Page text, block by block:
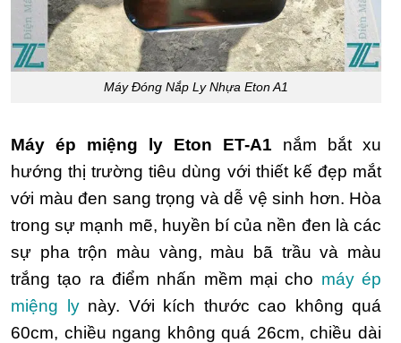
Máy Đóng Nắp Ly Nhựa Eton A1
Máy ép miệng ly Eton ET-A1 nắm bắt xu
hướng thị trường tiêu dùng với thiết kế đẹp mắt
với màu đen sang trọng và dễ vệ sinh hơn. Hòa
trong sự mạnh mẽ, huyền bí của nền đen là các
sự pha trộn màu vàng, màu bã trầu và màu
trắng tạo ra điểm nhấn mềm mại cho máy ép
miệng lynày. Với kích thước cao không quá
60cm, chiều ngang không quá 26cm, chiều dài